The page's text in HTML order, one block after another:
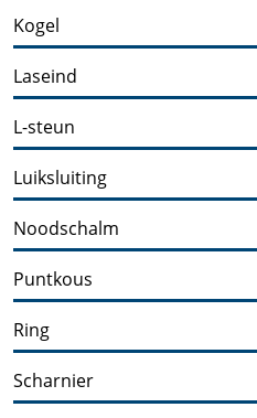
Kogel
Laseind
L-steun
Luiksluiting
Noodschalm
Puntkous
Ring
Scharnier